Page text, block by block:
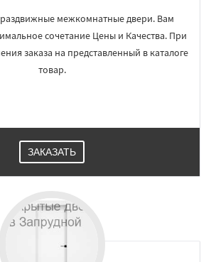
межкомнатные двери. Вам
сочетание Цены и Качества. При
заказа на представленный в каталоге
товар.
ЗАКАЗАТЬ